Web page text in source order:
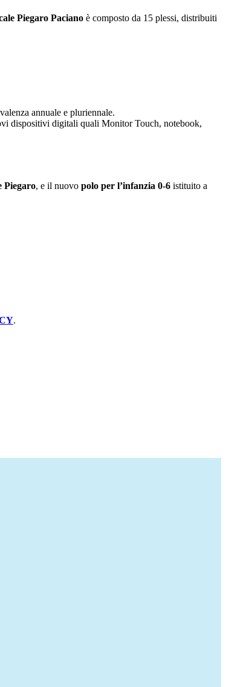
Piegaro Paciano è composto da 15 plessi, distribuiti
annuale e pluriennale.
dispositivi digitali quali Monitor Touch, notebook,
Piegaro, e il nuovo polo per l’infanzia 0-6 istituito a
.